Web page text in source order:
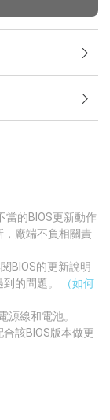
當的BIOS更新動作
，廠端不負相關責
BIOS的更新說明
的問題。
（如何
源線和電池。
該BIOS版本做更